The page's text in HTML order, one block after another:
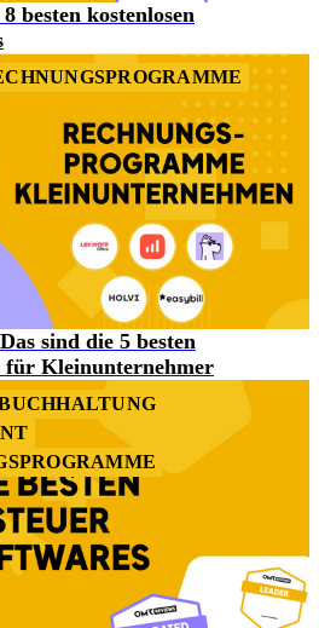
besten kostenlosen
Das sind die 5 besten
für Kleinunternehmer